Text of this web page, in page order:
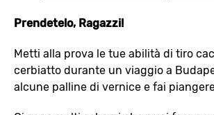
Prendetelo, Ragazzi!
Metti alla prova le tue abilità di tiro
cerbiatto durante un viaggio a
alcune palline di vernice e fai